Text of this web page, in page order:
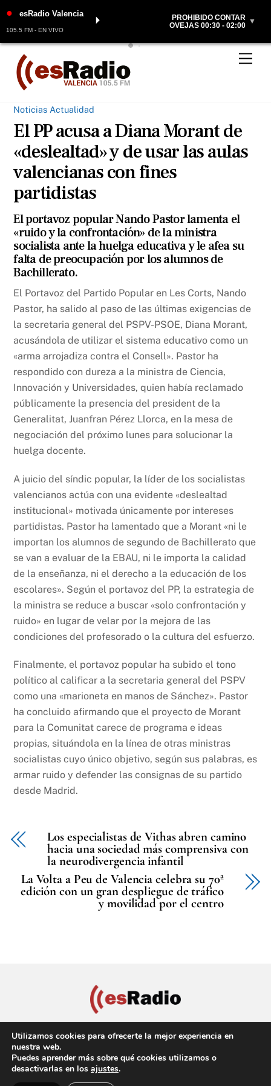
Skip
content
● esRadio Valencia
105.5 FM - EN VIVO
⏵
PROHIBIDO CONTAR
OVEJAS 00:30 - 02:00 ▼
Noticias Actualidad
El PP acusa a Diana Morant de
«deslealtad» y de usar las aulas
valencianas con fines
partidistas
El portavoz popular Nando Pastor lamenta el
«ruido y la confrontación» de la ministra
socialista ante la huelga educativa y le afea su
falta de preocupación por los alumnos de
Bachillerato.
El Portavoz del Partido Popular en Les Corts, Nando
Pastor, ha salido al paso de las últimas exigencias de
la secretaria general del PSPV-PSOE, Diana Morant,
acusándola de utilizar el sistema educativo como un
«arma arrojadiza contra el Consell». Pastor ha
respondido con dureza a la ministra de Ciencia,
Innovación y Universidades, quien había reclamado
públicamente la presencia del president de la
Generalitat, Juanfran Pérez Llorca, en la mesa de
negociación del próximo lunes para solucionar la
huelga docente.
A juicio del síndic popular, la líder de los socialistas
valencianos actúa con una evidente «deslealtad
institucional» motivada únicamente por intereses
partidistas. Pastor ha lamentado que a Morant «ni le
importan los alumnos de segundo de Bachillerato que
se van a evaluar de la EBAU, ni le importa la calidad
de la enseñanza, ni el derecho a la educación de los
escolares». Según el portavoz del PP, la estrategia de
la ministra se reduce a buscar «solo confrontación y
ruido» en lugar de velar por la mejora de las
condiciones del profesorado o la cultura del esfuerzo.
Finalmente, el portavoz popular ha subido el tono
político al calificar a la secretaria general del PSPV
como una «marioneta en manos de Sánchez». Pastor
ha concluido afirmando que el proyecto de Morant
para la Comunitat carece de programa e ideas
propias, situándola en la línea de otras ministras
socialistas cuyo único objetivo, según sus palabras, es
armar ruido y defender las consignas de su partido
desde Madrid.
Los especialistas de Vithas abren camino
hacia una sociedad más comprensiva con
la neurodivergencia infantil
La Volta a Peu de Valencia celebra su 70ª
edición con un gran despliegue de tráfico
y movilidad por el centro
Política de privacidad Aviso Legal Política de cookies
Utilizamos cookies para ofrecerte la mejor experiencia en
nuestra web.
Puedes aprender más sobre qué cookies utilizamos o
desactivarlas en los ajustes.